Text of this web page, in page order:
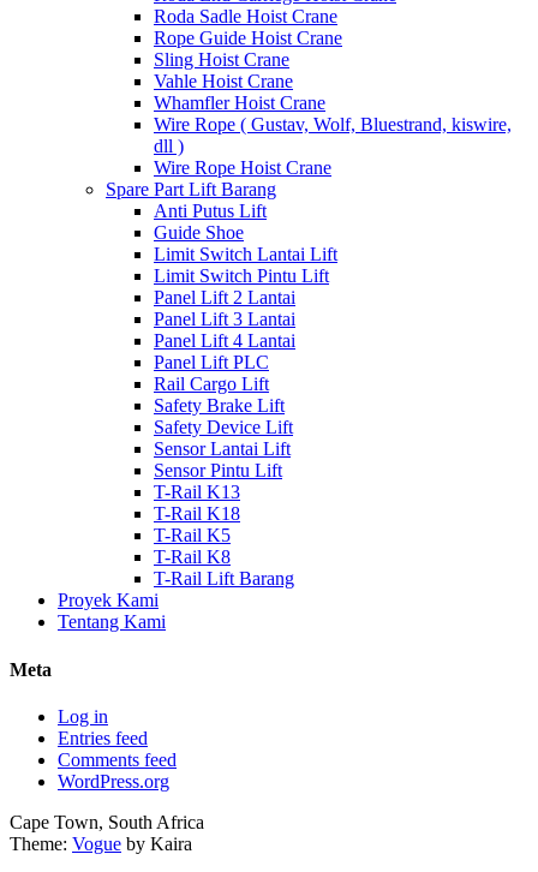
Roda Sadle Hoist Crane
Rope Guide Hoist Crane
Sling Hoist Crane
Vahle Hoist Crane
Whamfler Hoist Crane
Wire Rope ( Gustav, Wolf, Bluestrand, kiswire,
dll )
Wire Rope Hoist Crane
Spare Part Lift Barang
Anti Putus Lift
Guide Shoe
Limit Switch Lantai Lift
Limit Switch Pintu Lift
Panel Lift 2 Lantai
Panel Lift 3 Lantai
Panel Lift 4 Lantai
Panel Lift PLC
Rail Cargo Lift
Safety Brake Lift
Safety Device Lift
Sensor Lantai Lift
Sensor Pintu Lift
T-Rail K13
T-Rail K18
T-Rail K5
T-Rail K8
T-Rail Lift Barang
Proyek Kami
Tentang Kami
Meta
Log in
Entries feed
Comments feed
WordPress.org
Cape Town, South Africa
Theme: Vogue by Kaira